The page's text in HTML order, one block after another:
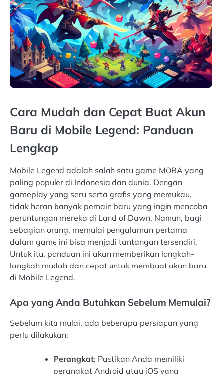
Cara Mudah dan Cepat Buat Akun
Baru di Mobile Legend: Panduan
Lengkap
Mobile Legend adalah salah satu game MOBA yang
paling populer di Indonesia dan dunia. Dengan
gameplay yang seru serta grafis yang memukau,
tidak heran banyak pemain baru yang ingin mencoba
peruntungan mereka di Land of Dawn. Namun, bagi
sebagian orang, memulai pengalaman pertama
dalam game ini bisa menjadi tantangan tersendiri.
Untuk itu, panduan ini akan memberikan langkah-
langkah mudah dan cepat untuk membuat akun baru
di Mobile Legend.
Apa yang Anda Butuhkan Sebelum Memulai?
Sebelum kita mulai, ada beberapa persiapan yang
perlu dilakukan:
Perangkat: Pastikan Anda memiliki
perangkat Android atau iOS yang